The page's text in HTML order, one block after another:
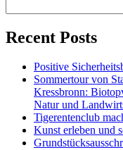
Recent Posts
Positive
Sommertour von
Kressbronn:
Natur und
Tigerentenclub
Kunst erleben und